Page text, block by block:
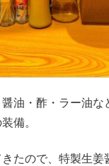
油・酢・ラー油な
備。
たので、特製生姜